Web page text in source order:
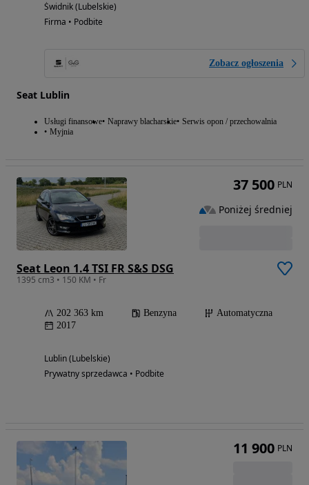
Świdnik (Lubelskie)
Firma • Podbite
Zobacz ogłoszenia
Seat Lublin
Usługi finansowe Naprawy blacharskie Serwis opon / przechowalnia
Myjnia
Seat Leon 1.4 TSI FR S&S DSG
1395 cm3 • 150 KM • Fr
202 363 km Benzyna
Automatyczna
2017
Lublin (Lubelskie)
Prywatny sprzedawca • Podbite
37 500 PLN
Poniżej średniej
11 900 PLN